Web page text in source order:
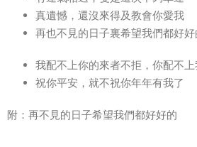
真遺憾，還沒來得及教會你愛我
再也不見的日子裏希望我們都好好
我配不上你的來者不拒，你配不
祝你平安，就不祝你年年有我了
附：再不見的日子希望我們都好好的